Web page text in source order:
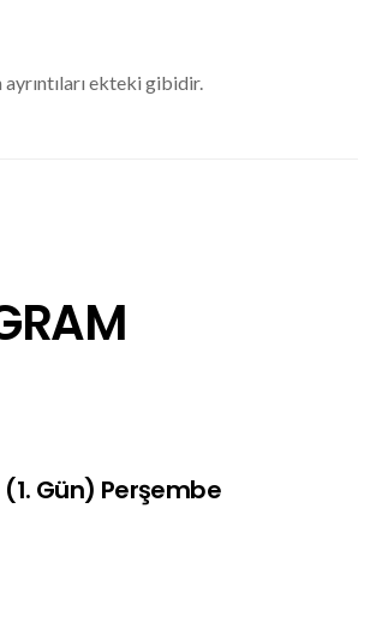
ekteki gibidir.
(1. Gün) Perşembe